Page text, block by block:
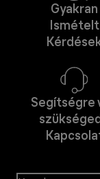
Gyakran
Ismételt
Segítségre